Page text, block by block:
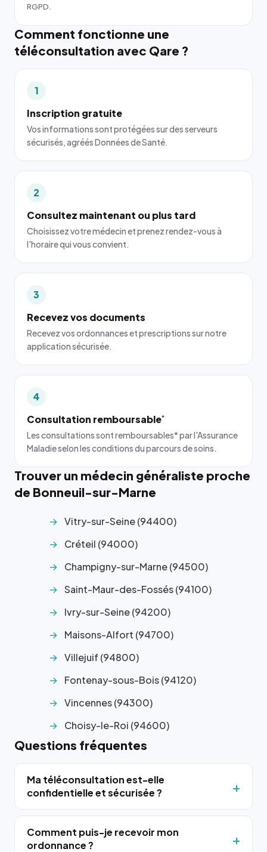
RGPD.
Comment fonctionne une
téléconsultation avec Qare ?
1
Inscription gratuite
Vos informations sont protégées sur des serveurs
sécurisés, agréés Données de Santé.
2
Consultez maintenant ou plus tard
Choisissez votre médecin et prenez rendez-vous à
l'horaire qui vous convient.
3
Recevez vos documents
Recevez vos ordonnances et prescriptions sur notre
application sécurisée.
4
Consultation remboursable*
Les consultations sont remboursables* par l'Assurance
Maladie selon les conditions du parcours de soins.
Trouver un médecin généraliste proche
de Bonneuil-sur-Marne
Vitry-sur-Seine (94400)
Créteil (94000)
Champigny-sur-Marne (94500)
Saint-Maur-des-Fossés (94100)
Ivry-sur-Seine (94200)
Maisons-Alfort (94700)
Villejuif (94800)
Fontenay-sous-Bois (94120)
Vincennes (94300)
Choisy-le-Roi (94600)
Questions fréquentes
Ma téléconsultation est-elle
confidentielle et sécurisée ?
Comment puis-je recevoir mon
ordonnance ?